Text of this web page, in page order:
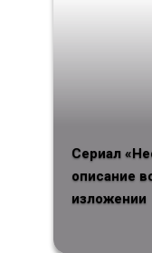
Сериал
описание
изложении